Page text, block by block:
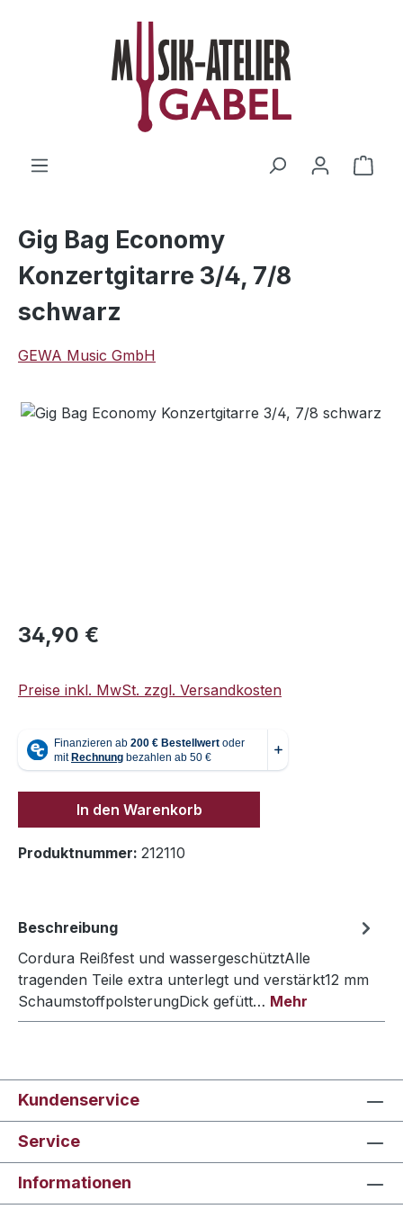
Zum Hauptinhalt springen
Gig Bag Economy
Konzertgitarre 3/4, 7/8
schwarz
GEWA Music GmbH
Bildergalerie überspringen
Regulärer Preis:
34,90 €
Preise inkl. MwSt. zzgl. Versandkosten
In den Warenkorb
Produktnummer: 212110
Beschreibung
Cordura Reißfest und wassergeschütztAlle
tragenden Teile extra unterlegt und verstärkt12 mm
SchaumstoffpolsterungDick gefütt… Mehr
Kundenservice
Service
Informationen